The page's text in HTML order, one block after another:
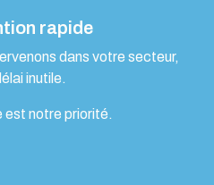
rapide
dans votre secteur,
inutile.
est notre priorité.